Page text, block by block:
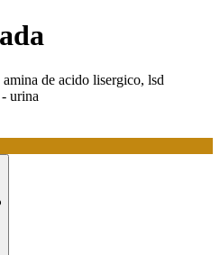
amina de acido lisergico, lsd
urina